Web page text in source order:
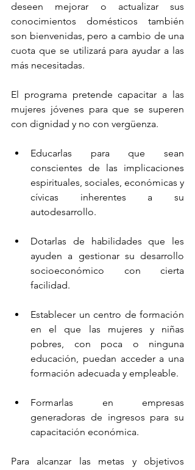
deseen mejorar o actualizar sus
conocimientos domésticos también
son bienvenidas, pero a cambio de una
cuota que se utilizará para ayudar a las
más necesitadas.
El programa pretende capacitar a las
mujeres jóvenes para que se superen
con dignidad y no con vergüenza.
Educarlas para que sean
conscientes de las implicaciones
espirituales, sociales, económicas y
cívicas inherentes a su
autodesarrollo.
Dotarlas de habilidades que les
ayuden a gestionar su desarrollo
socioeconómico con cierta
facilidad.
Establecer un centro de formación
en el que las mujeres y niñas
pobres, con poca o ninguna
educación, puedan acceder a una
formación adecuada y empleable.
Formarlas en empresas
generadoras de ingresos para su
capacitación económica.
Para alcanzar las metas y objetivos